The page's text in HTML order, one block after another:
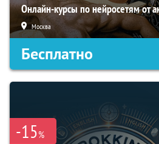
Онлайн-курсы по нейросетям от
Москва
Бесплатно
-15%